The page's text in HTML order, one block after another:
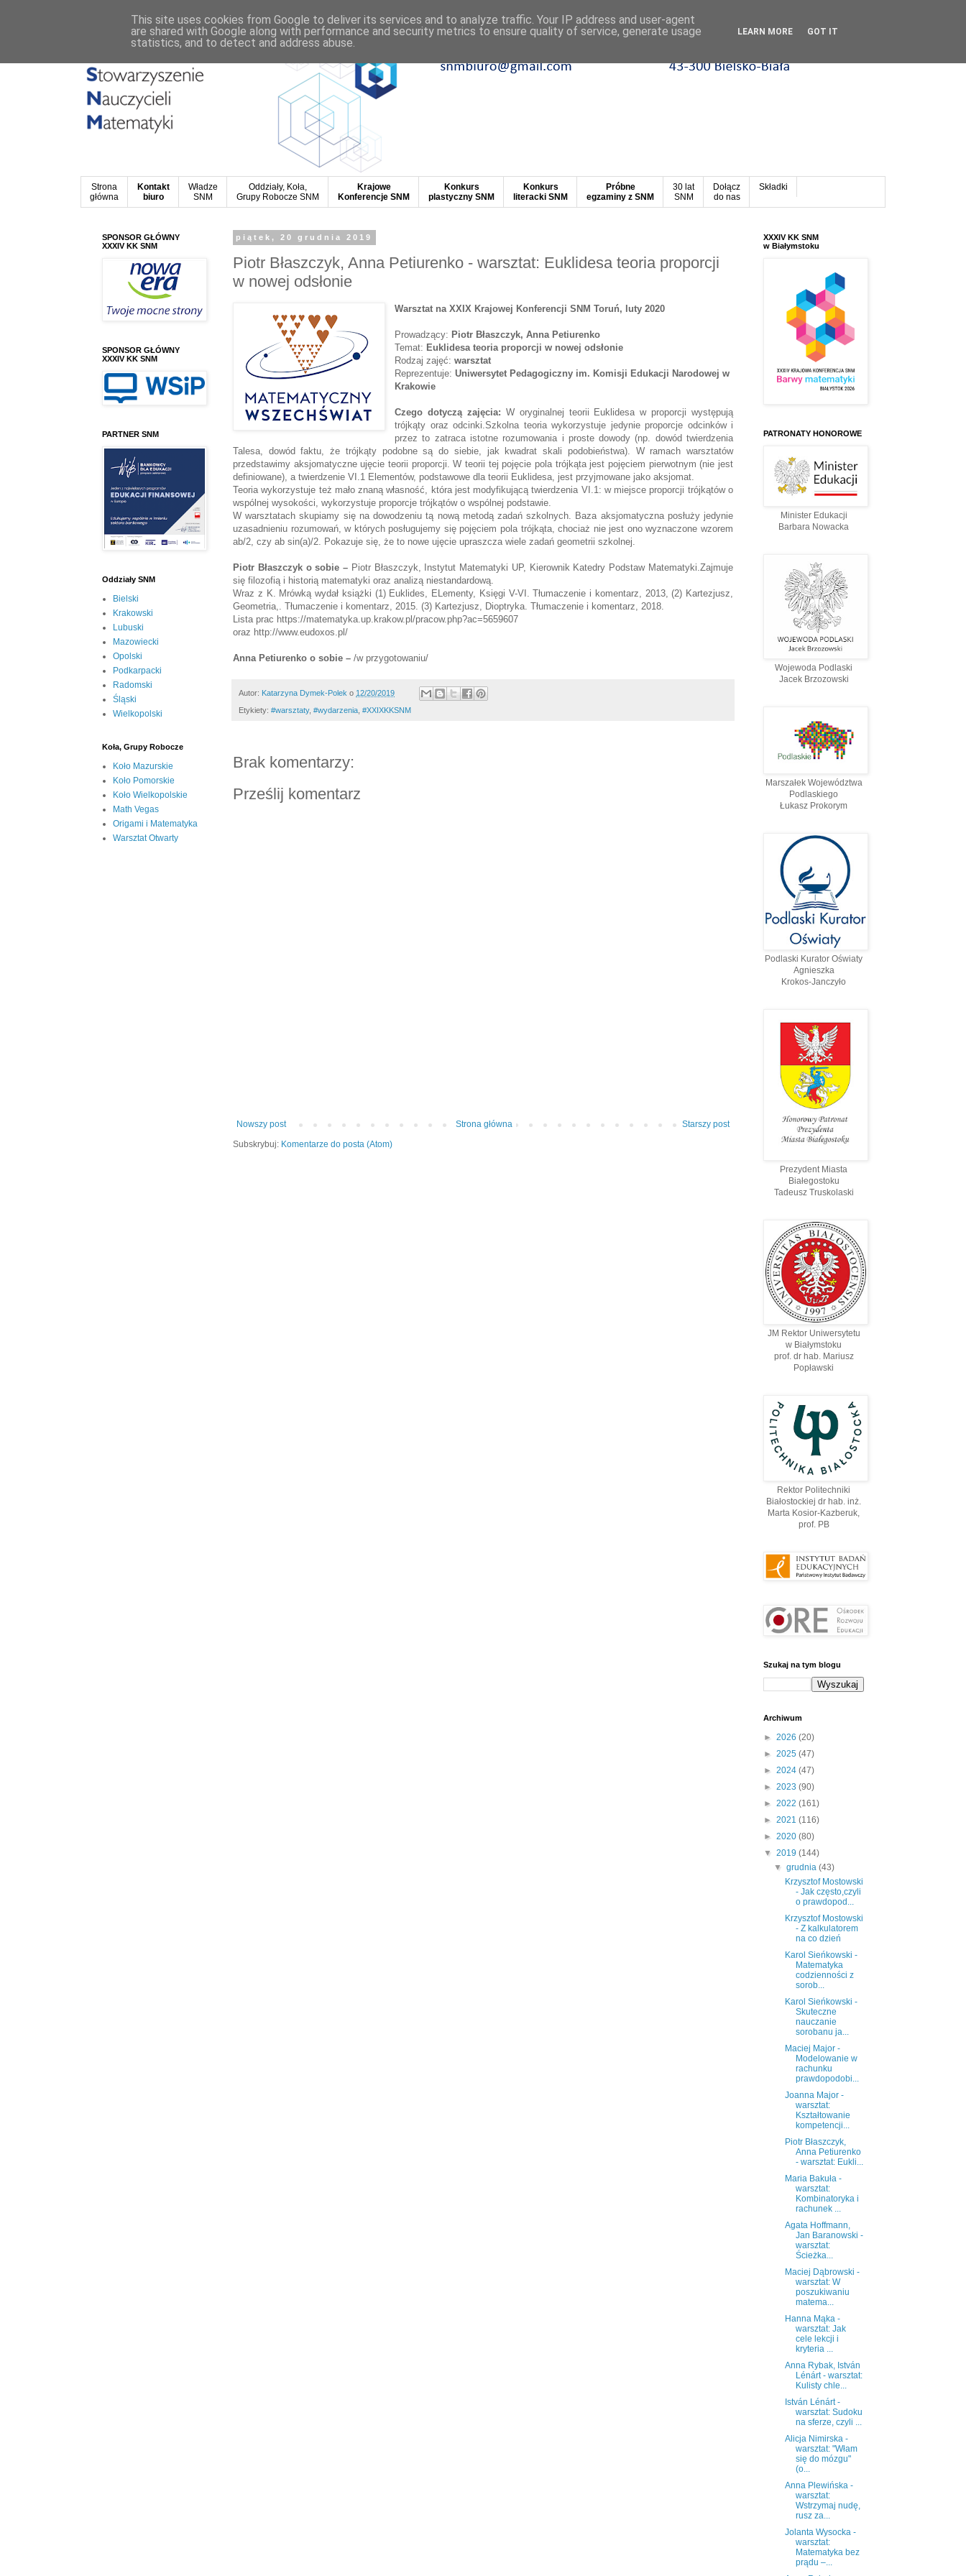
Strona
główna
Kontakt
biuro
Władze
SNM
Oddziały, Koła,
Grupy Robocze SNM
Krajowe
Konferencje SNM
Konkurs
plastyczny SNM
Konkurs
literacki SNM
Próbne
egzaminy z SNM
30 lat
SNM
Dołącz
do nas
Składki
piątek, 20 grudnia 2019
Piotr Błaszczyk, Anna Petiurenko - warsztat: Euklidesa teoria proporcji
w nowej odsłonie
Warsztat na XXIX Krajowej Konferencji SNM Toruń, luty 2020
Prowadzący: Piotr Błaszczyk, Anna Petiurenko
Temat: Euklidesa teoria proporcji w nowej odsłonie
Rodzaj zajęć:warsztat
Reprezentuje: Uniwersytet Pedagogiczny im. Komisji Edukacji Narodowej w
Krakowie
Czego dotyczą zajęcia: W oryginalnej teorii Euklidesa w proporcji występują
trójkąty oraz odcinki.Szkolna teoria wykorzystuje jedynie proporcje odcinków i
przez to zatraca istotne rozumowania i proste dowody (np. dowód twierdzenia
Talesa, dowód faktu, że trójkąty podobne są do siebie, jak kwadrat skali podobieństwa). W ramach warsztatów
przedstawimy aksjomatyczne ujęcie teorii proporcji. W teorii tej pojęcie pola trójkąta jest pojęciem pierwotnym (nie jest
definiowane), a twierdzenie VI.1 Elementów, podstawowe dla teorii Euklidesa, jest przyjmowane jako aksjomat.
Teoria wykorzystuje też mało znaną własność, która jest modyfikującą twierdzenia VI.1: w miejsce proporcji trójkątów o
wspólnej wysokości, wykorzystuje proporcje trójkątów o wspólnej podstawie.
W warsztatach skupiamy się na dowodzeniu tą nową metodą zadań szkolnych. Baza aksjomatyczna posłuży jedynie
uzasadnieniu rozumowań, w których posługujemy się pojęciem pola trójkąta, chociaż nie jest ono wyznaczone wzorem
ab/2, czy ab sin(a)/2. Pokazuje się, że to nowe ujęcie upraszcza wiele zadań geometrii szkolnej.
Piotr Błaszczyk o sobie – Piotr Błaszczyk, Instytut Matematyki UP, Kierownik Katedry Podstaw Matematyki.Zajmuje
się filozofią i historią matematyki oraz analizą niestandardową.
Wraz z K. Mrówką wydał książki (1) Euklides, ELementy, Księgi V-VI. Tłumaczenie i komentarz, 2013, (2) Kartezjusz,
Geometria,. Tłumaczenie i komentarz, 2015. (3) Kartezjusz, Dioptryka. Tłumaczenie i komentarz, 2018.
Lista prac https://matematyka.up.krakow.pl/pracow.php?ac=5659607
oraz http://www.eudoxos.pl/
Anna Petiurenko o sobie – /w przygotowaniu/
Autor: Katarzyna Dymek-Polek o 12/20/2019
Etykiety: #warsztaty, #wydarzenia, #XXIXKKSNM
Brak komentarzy:
Prześlij komentarz
Nowszy post Starszy post
Strona główna
Subskrybuj: Komentarze do posta (Atom)
SPONSOR GŁÓWNY
XXXIV KK SNM
SPONSOR GŁÓWNY
XXXIV KK SNM
PARTNER SNM
Oddziały SNM
Bielski
Krakowski
Lubuski
Mazowiecki
Opolski
Podkarpacki
Radomski
Śląski
Wielkopolski
Koła, Grupy Robocze
Koło Mazurskie
Koło Pomorskie
Koło Wielkopolskie
Math Vegas
Origami i Matematyka
Warsztat Otwarty
XXXIV KK SNM
w Białymstoku
PATRONATY HONOROWE
Minister Edukacji
Barbara Nowacka
Wojewoda Podlaski
Jacek Brzozowski
Marszałek Województwa
Podlaskiego
Łukasz Prokorym
Podlaski Kurator Oświaty
Agnieszka
Krokos-Janczyło
Prezydent Miasta
Białegostoku
Tadeusz Truskolaski
JM Rektor Uniwersytetu
w Białymstoku
prof. dr hab. Mariusz
Popławski
Rektor Politechniki
Białostockiej dr hab. inż.
Marta Kosior-Kazberuk,
prof. PВ
Szukaj na tym blogu
Archiwum
► 2026 (20)
► 2025 (47)
► 2024 (47)
► 2023 (90)
► 2022 (161)
► 2021 (116)
► 2020 (80)
▼ 2019 (144)
▼grudnia(43)
Krzysztof Mostowski
- Jak często,czyli
o prawdopod...
Krzysztof Mostowski
- Z kalkulatorem
na co dzień
Karol Sieńkowski -
Matematyka
codzienności z
sorob...
Karol Sieńkowski -
Skuteczne
nauczanie
sorobanu ja...
Maciej Major -
Modelowanie w
rachunku
prawdopodobi...
Joanna Major -
warsztat:
Kształtowanie
kompetencji...
Piotr Błaszczyk,
Anna Petiurenko
- warsztat: Eukli...
Maria Bakuła -
warsztat:
Kombinatoryka i
rachunek ...
Agata Hoffmann,
Jan Baranowski -
warsztat:
Ścieżka...
Maciej Dąbrowski -
warsztat: W
poszukiwaniu
matema...
Hanna Mąka -
warsztat: Jak
cele lekcji i
kryteria ...
Anna Rybak, István
Lénárt - warsztat:
Kulisty chle...
István Lénárt -
warsztat: Sudoku
na sferze, czyli ...
Alicja Nimirska -
warsztat: "Włam
się do mózgu"
(o...
Anna Plewińska -
warsztat:
Wstrzymaj nudę,
rusz za...
Jolanta Wysocka -
warsztat:
Matematyka bez
prądu –...
This site uses cookies from Google to deliver its services and to analyze traffic. Your IP address and user-agent
are shared with Google along with performance and security metrics to ensure quality of service, generate usage
statistics, and to detect and address abuse.
LEARN MORE GOT IT